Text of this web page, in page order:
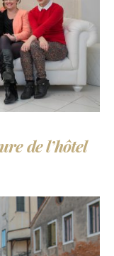
de l’hôtel